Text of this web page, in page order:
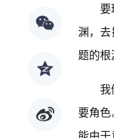
渊，
题的根
要角